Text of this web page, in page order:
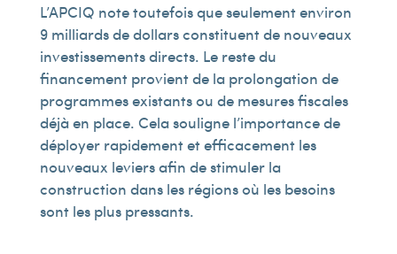
L’APCIQ note toutefois que seulement environ
9 milliards de dollars constituent de nouveaux
investissements directs. Le reste du
financement provient de la prolongation de
programmes existants ou de mesures fiscales
déjà en place. Cela souligne l’importance de
déployer rapidement et efficacement les
nouveaux leviers afin de stimuler la
construction dans les régions où les besoins
sont les plus pressants.